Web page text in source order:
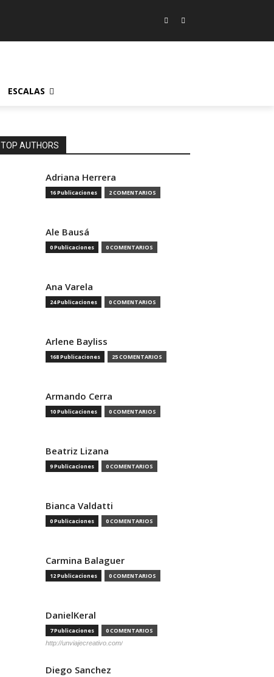
ESCALAS
TOP AUTHORS
Adriana Herrera
16 Publicaciones 2 COMENTARIOS
Ale Bausá
0 Publicaciones 0 COMENTARIOS
Ana Varela
24 Publicaciones 0 COMENTARIOS
Arlene Bayliss
168 Publicaciones 25 COMENTARIOS
Armando Cerra
10 Publicaciones 0 COMENTARIOS
Beatriz Lizana
9 Publicaciones 0 COMENTARIOS
Bianca Valdatti
0 Publicaciones 0 COMENTARIOS
Carmina Balaguer
12 Publicaciones 0 COMENTARIOS
DanielKeral
7 Publicaciones 0 COMENTARIOS
http://unviajecreativo.com/
Diego Sanchez